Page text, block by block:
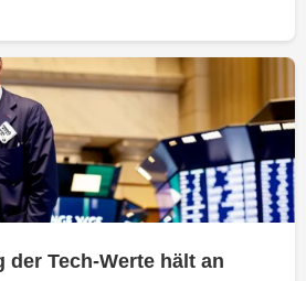
der Tech-Werte hält an